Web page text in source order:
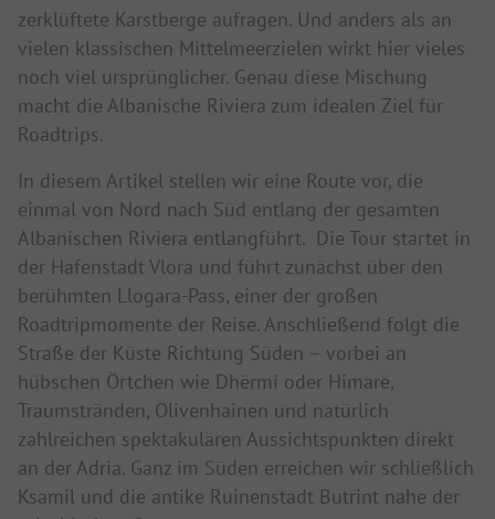
zerklüftete Karstberge aufragen. Und anders als an
vielen klassischen Mittelmeerzielen wirkt hier vieles
noch viel ursprünglicher. Genau diese Mischung
macht die Albanische Riviera zum idealen Ziel für
Roadtrips.
In diesem Artikel stellen wir eine Route vor, die
einmal von Nord nach Süd entlang der gesamten
Albanischen Riviera entlangführt. Die Tour startet in
der Hafenstadt Vlora und führt zunächst über den
berühmten Llogara-Pass, einer der großen
Roadtripmomente der Reise. Anschließend folgt die
Straße der Küste Richtung Süden – vorbei an
hübschen Örtchen wie Dhërmi oder Himarë,
Traumstränden, Olivenhainen und natürlich
zahlreichen spektakulären Aussichtspunkten direkt
an der Adria. Ganz im Süden erreichen wir schließlich
Ksamil und die antike Ruinenstadt Butrint nahe der